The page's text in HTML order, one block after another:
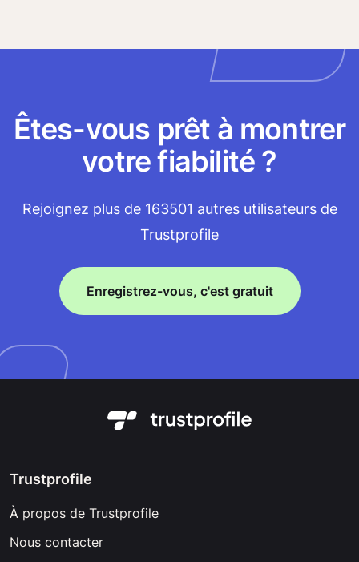
Êtes-vous prêt à montrer
votre fiabilité ?
Rejoignez plus de 163501 autres utilisateurs de
Trustprofile
Enregistrez-vous, c'est gratuit
Trustprofile
À propos de Trustprofile
Nous contacter